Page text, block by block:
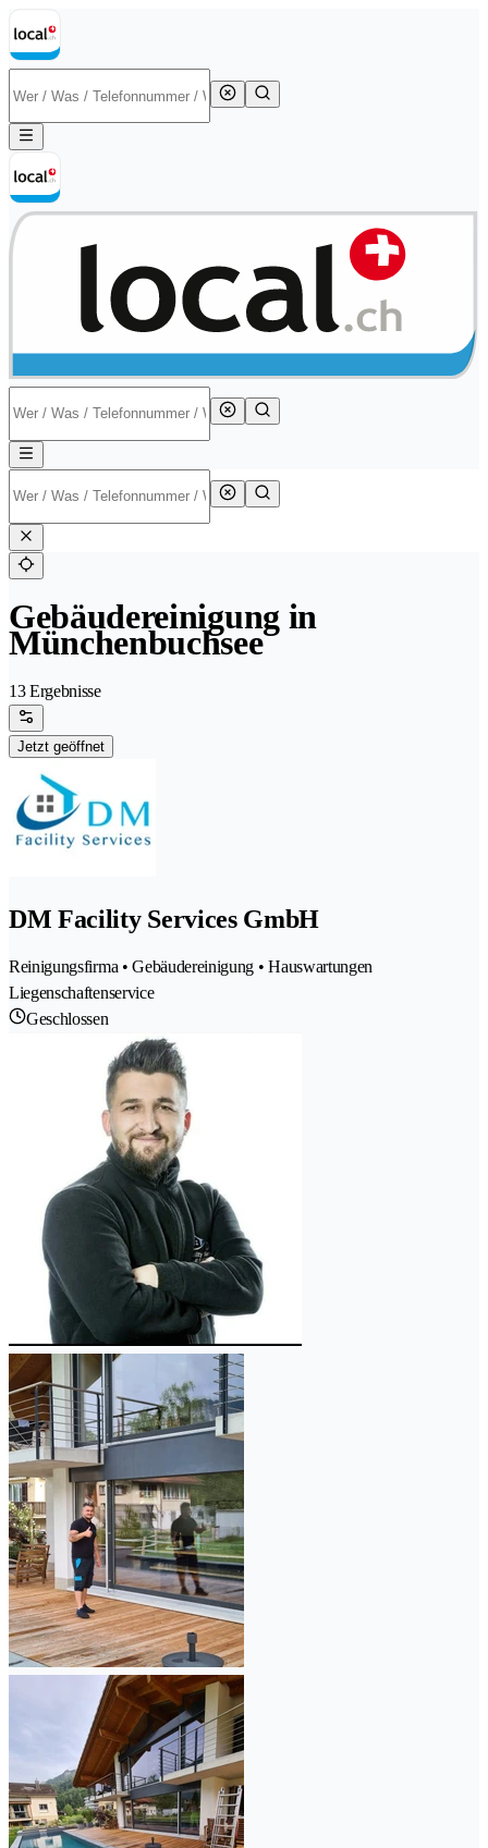
Gebäudereinigung in
Münchenbuchsee
13 Ergebnisse
Jetzt geöffnet
DM Facility Services GmbH
Reinigungsfirma • Gebäudereinigung • Hauswartungen
Liegenschaftenservice
Geschlossen